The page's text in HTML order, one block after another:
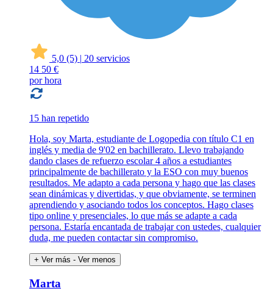
5,0 (5) | 20 servicios
14 50 €
por hora
15 han repetido
Hola, soy Marta, estudiante de Logopedia con título C1 en
inglés y media de 9'02 en bachillerato. Llevo trabajando
dando clases de refuerzo escolar 4 años a estudiantes
principalmente de bachillerato y la ESO con muy buenos
resultados. Me adapto a cada persona y hago que las clases
sean dinámicas y divertidas, y que obviamente, se terminen
aprendiendo y asociando todos los conceptos. Hago clases
tipo online y presenciales, lo que más se adapte a cada
persona. Estaría encantada de trabajar con ustedes, cualquier
duda, me pueden contactar sin compromiso.
+ Ver más - Ver menos
Marta